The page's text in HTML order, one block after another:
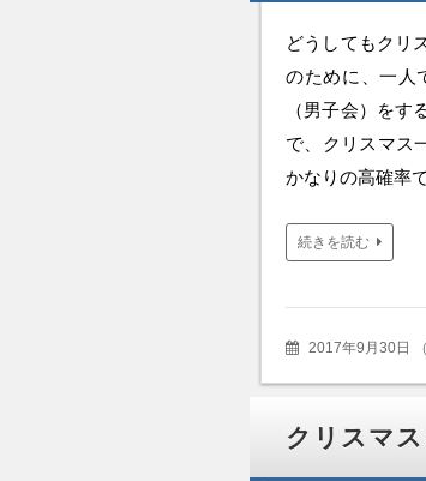
どうしてもクリ
のために、一人
（男子会）を
で、クリスマス
かなりの高確率
続きを読む
2017年9月30日 （
クリスマ